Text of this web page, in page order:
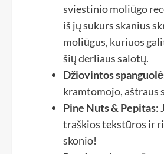
sviestinio moliūgo
iš jų sukurs skanius
moliūgus, kuriuos
šių derliaus salotų.
Džiovintos
kramtomojo, aštraus
Pine Nuts & Pepitas:
traškios tekstūros ir
skonio!